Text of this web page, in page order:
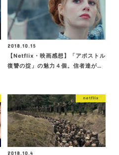
2018.10.15
【Netflix・映画感想】「アポストル
復讐の掟」の魅力４個。信者達が…
netflix
2018.10.4